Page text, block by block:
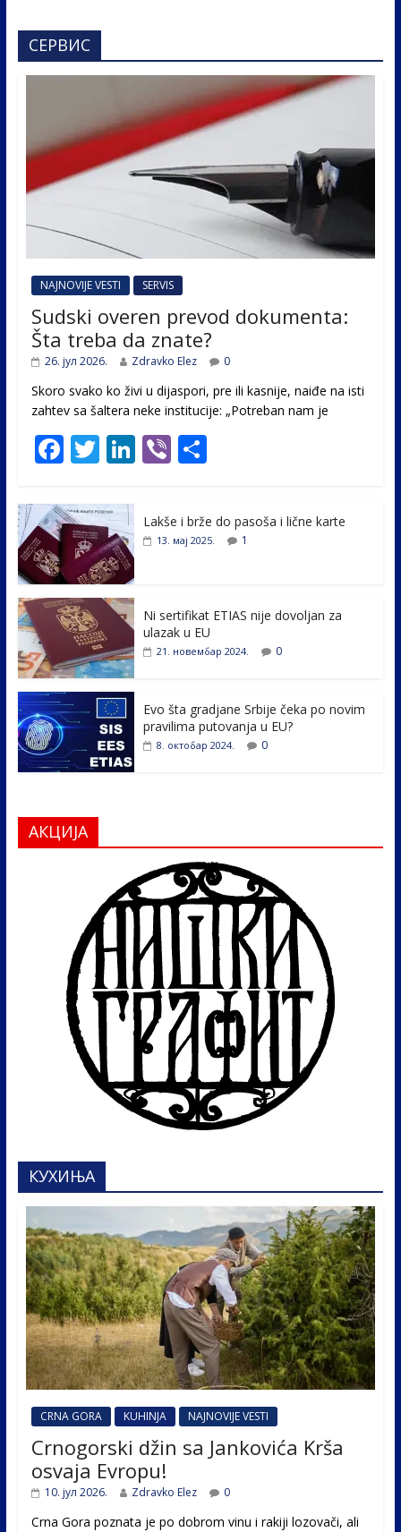
СЕРВИС
NAJNOVIJE VESTI SERVIS
Sudski overen prevod dokumenta:
Šta treba da znate?
26. јул 2026. Zdravko Elez 0
Skoro svako ko živi u dijaspori, pre ili kasnije, naiđe na isti
zahtev sa šaltera neke institucije: „Potreban nam je
F
e
b
o
o
k
T
itt
er
Li
e
Vi
er
S
ar
e
Lakše i brže do pasoša i lične karte
13. мај 2025. 1
Ni sertifikat ETIAS nije dovoljan za
ulazak u EU
21. новембар 2024. 0
Evo šta gradjane Srbije čeka po novim
pravilima putovanja u EU?
8. октобар 2024. 0
АКЦИЈА
КУХИЊА
CRNA GORA KUHINJA NAJNOVIJE VESTI
Crnogorski džin sa Jankovića Krša
osvaja Evropu!
10. јул 2026. Zdravko Elez 0
Crna Gora poznata je po dobrom vinu i rakiji lozovači, ali